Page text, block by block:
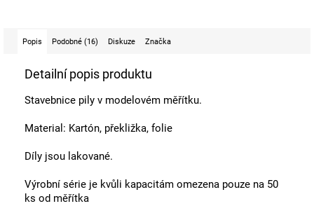
Popis Podobné (16) Diskuze Značka
Detailní popis produktu
Stavebnice pily v modelovém měřítku.
Material: Kartón, překližka, folie
Díly jsou lakované.
Výrobní série je kvůli kapacitám omezena pouze na 50
ks od měřítka